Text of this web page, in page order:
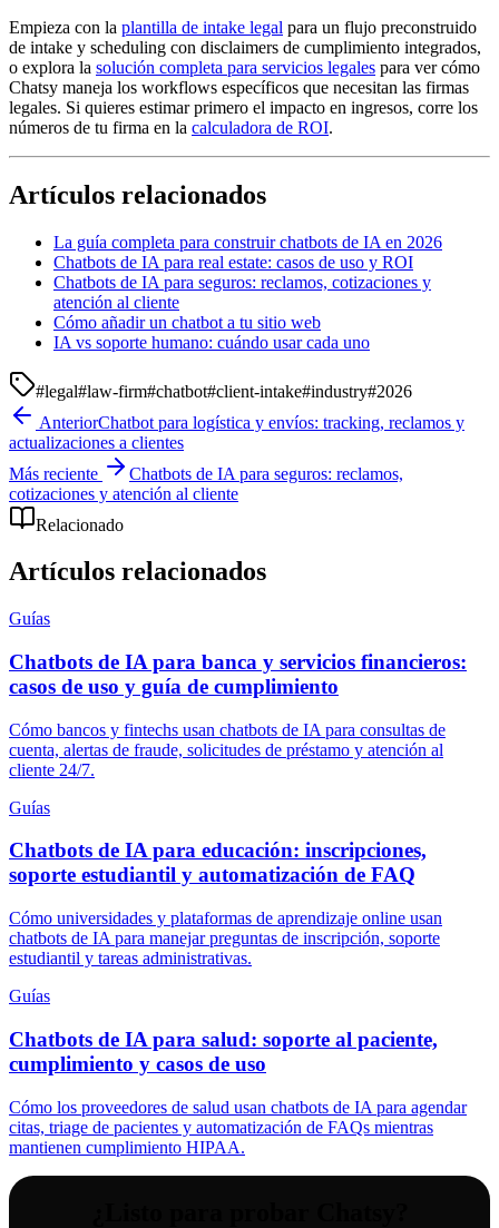
Empieza con la plantilla de intake legal para un flujo preconstruido
de intake y scheduling con disclaimers de cumplimiento integrados,
o explora la solución completa para servicios legales para ver cómo
Chatsy maneja los workflows específicos que necesitan las firmas
legales. Si quieres estimar primero el impacto en ingresos, corre los
números de tu firma en la calculadora de ROI.
Artículos relacionados
La guía completa para construir chatbots de IA en 2026
Chatbots de IA para real estate: casos de uso y ROI
Chatbots de IA para seguros: reclamos, cotizaciones y
atención al cliente
Cómo añadir un chatbot a tu sitio web
IA vs soporte humano: cuándo usar cada uno
#legal#law-firm#chatbot#client-intake#industry#2026
AnteriorChatbot para logística y envíos: tracking, reclamos y
actualizaciones a clientes
Más reciente
Chatbots de IA para seguros: reclamos,
cotizaciones y atención al cliente
Relacionado
Artículos relacionados
Guías
Chatbots de IA para banca y servicios financieros:
casos de uso y guía de cumplimiento
Cómo bancos y fintechs usan chatbots de IA para consultas de
cuenta, alertas de fraude, solicitudes de préstamo y atención al
cliente 24/7.
Guías
Chatbots de IA para educación: inscripciones,
soporte estudiantil y automatización de FAQ
Cómo universidades y plataformas de aprendizaje online usan
chatbots de IA para manejar preguntas de inscripción, soporte
estudiantil y tareas administrativas.
Guías
Chatbots de IA para salud: soporte al paciente,
cumplimiento y casos de uso
Cómo los proveedores de salud usan chatbots de IA para agendar
citas, triage de pacientes y automatización de FAQs mientras
mantienen cumplimiento HIPAA.